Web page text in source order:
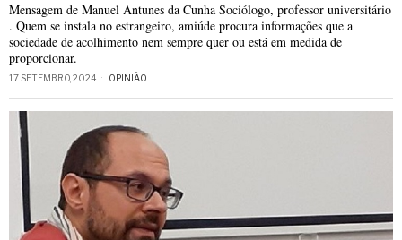
Mensagem de Manuel Antunes da Cunha Sociólogo, professor universitário
. Quem se instala no estrangeiro, amiúde procura informações que a
sociedade de acolhimento nem sempre quer ou está em medida de
proporcionar.
17 SETEMBRO, 2024 OPINIÃO